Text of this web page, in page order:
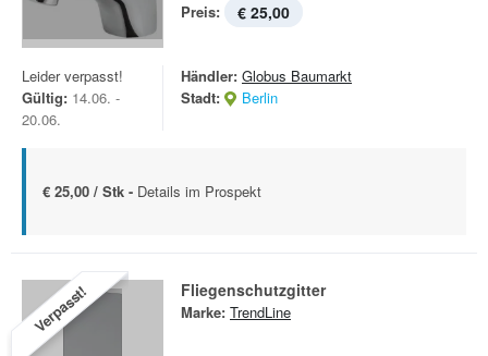
Preis: € 25,00
Leider verpasst!
Gültig: 14.06. -
20.06.
Händler: Globus Baumarkt
Stadt:
Berlin
€ 25,00 / Stk - Details im Prospekt
Verpasst! Fliegenschutzgitter
Marke: TrendLine